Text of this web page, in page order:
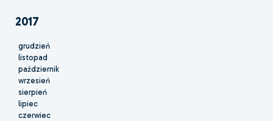
2017
grudzień
listopad
październik
wrzesień
sierpień
lipiec
czerwiec